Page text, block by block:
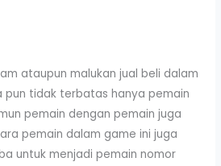
ataupun malukan jual beli dalam
pun tidak terbatas hanya pemain
pemain dengan pemain juga
pemain dalam game ini juga
untuk menjadi pemain nomor